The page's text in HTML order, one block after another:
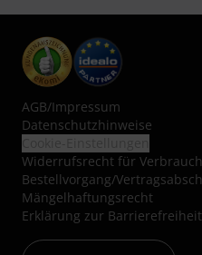
AGB/Impressum
Datenschutzhinweise
Widerrufsrecht für
Bestellvorgang/
Mängelhaftungsrecht
Erklärung zur Barrierefreiheit